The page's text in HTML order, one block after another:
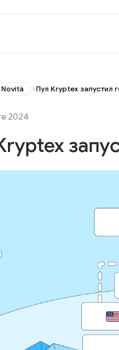
Novità Пул Kryptex запустил
2024